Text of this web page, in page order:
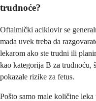
trudnoće?
Oftalmički aciklovir se
mada uvek treba da
lekarom ako ste trudni ili
kao kategorija B za trudnoću,
pokazale rizike za fetus.
Pošto samo male količine